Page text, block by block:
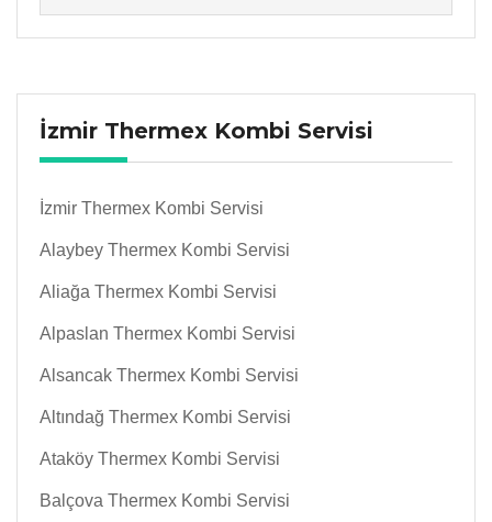
İzmir Thermex Kombi Servisi
İzmir Thermex Kombi Servisi
Alaybey Thermex Kombi Servisi
Aliağa Thermex Kombi Servisi
Alpaslan Thermex Kombi Servisi
Alsancak Thermex Kombi Servisi
Altındağ Thermex Kombi Servisi
Ataköy Thermex Kombi Servisi
Balçova Thermex Kombi Servisi